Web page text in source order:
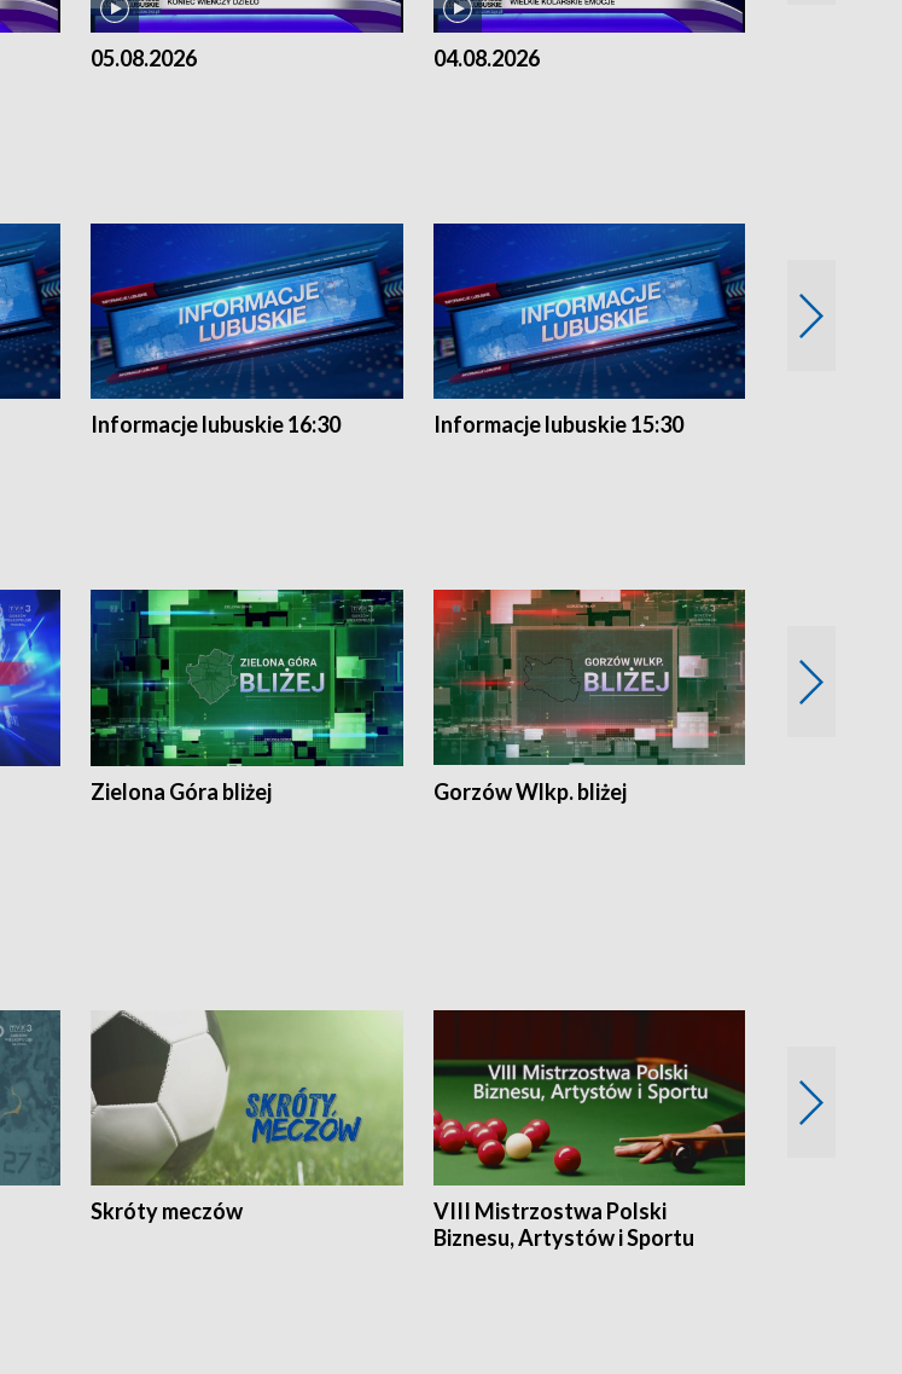
05.08.2026 04.08.2026
Informacje lubuskie 16:30 Informacje lubuskie 15:30
Zielona Góra bliżej Gorzów Wlkp. bliżej
Skróty meczów
VIII Mistrzostwa Polski
Biznesu, Artystów i Sportu